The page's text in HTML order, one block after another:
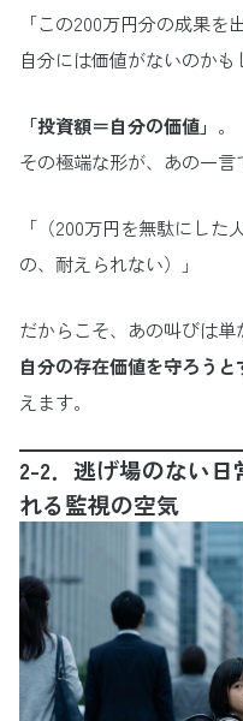
「この200万円分の成果を
自分には価値がないのかも
「投資額＝自分の価値」 。
その極端な形が、あの一言
「（200万円を無駄にし
の、耐えられない）」
だからこそ、あの叫びは単
自分の存在価値を守ろう
えます。
2-2．逃げ場のない
れる監視の空気